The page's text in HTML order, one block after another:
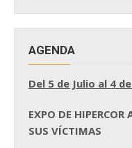
AGENDA
Del 5 de Julio al 4
EXPO DE HIPERCOR
SUS VÍCTIMAS